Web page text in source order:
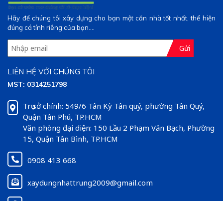
Hãy để chúng tôi xây dựng cho bạn một căn nhà tốt nhất, thể hiện
đúng cá tính riêng của bạn....
Gửi
LIÊN HỆ VỚI CHÚNG TÔI
MST: 0314251798
Trụ sở chính: 549/6 Tân Kỳ Tân quý, phường Tân Quý,
Quận Tân Phú, TP.HCM
Văn phòng đại diện: 150 Lầu 2 Phạm Văn Bạch, Phường
15, Quận Tân Bình, TP.HCM
0908 413 668
xaydungnhattrung2009@gmail.com